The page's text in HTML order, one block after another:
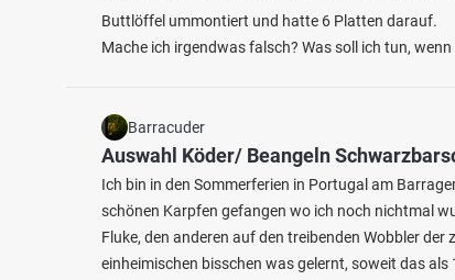
Buttlöffel ummontiert und hatte 6 Platten darauf.
Mache ich irgendwas falsch? Was soll ich tun,
Barracuder
Auswahl Köder/ Beangeln
Ich bin in den Sommerferien in Portugal am
schönen Karpfen gefangen wo ich noch nichtmal
Fluke, den anderen auf den treibenden Wobbler
einheimischen bisschen was gelernt, soweit das